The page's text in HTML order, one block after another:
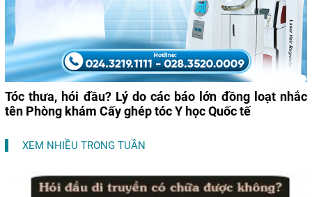
Tóc thưa, hói đầu? Lý do các báo lớn đồng loạt nhắc
tên Phòng khám Cấy ghép tóc Y học Quốc tế
XEM NHIỀU TRONG TUẦN